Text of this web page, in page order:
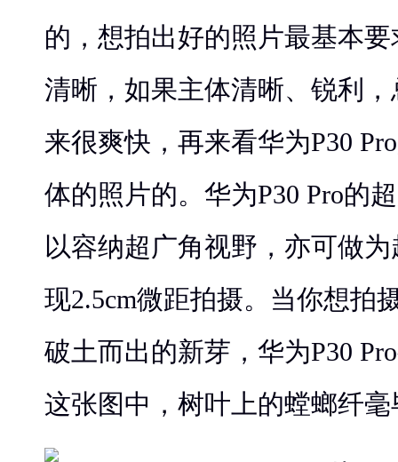
的，想拍出好的照片最基本
清晰，如果主体清晰、锐利
来很爽快，再来看华为P30
体的照片的。华为P30 Pro的
以容纳超广角视野，亦可做
现2.5cm微距拍摄。当你想拍
破土而出的新芽，华为P30
这张图中，树叶上的螳螂纤